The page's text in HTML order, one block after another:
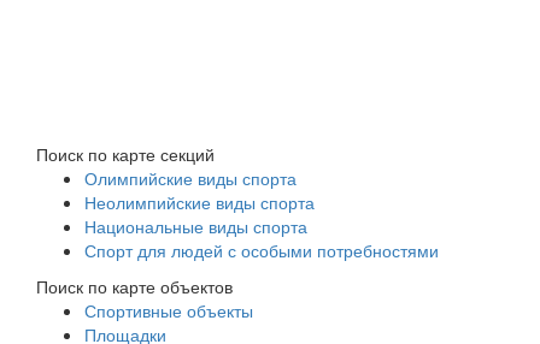
Поиск по карте секций
Олимпийские виды спорта
Неолимпийские виды спорта
Национальные виды спорта
Спорт для людей с особыми потребностями
Поиск по карте объектов
Спортивные объекты
Площадки